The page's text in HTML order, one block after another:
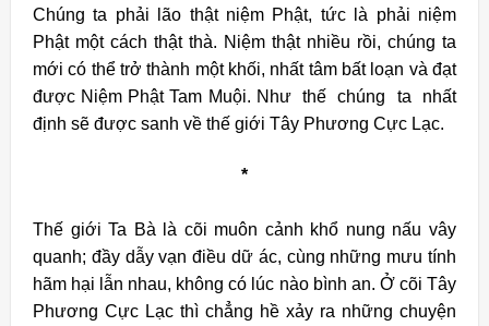
Chúng ta phải lão thật niệm Phật, tức là phải niệm
Phật một cách thật thà. Niệm thật nhiều rồi, chúng ta
mới có thể trở thành một khối, nhất tâm bất loạn và đạt
được Niệm Phật Tam Muội. Như thế chúng ta nhất
định sẽ được sanh về thế giới Tây Phương Cực Lạc.
*
Thế giới Ta Bà là cõi muôn cảnh khổ nung nấu vây
quanh; đầy dẫy vạn điều dữ ác, cùng những mưu tính
hãm hại lẫn nhau, không có lúc nào bình an. Ở cõi Tây
Phương Cực Lạc thì chẳng hề xảy ra những chuyện